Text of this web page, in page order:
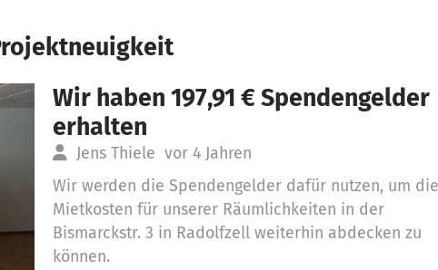
Wir haben 197,91 € Spendengelder
erhalten
Jens Thiele vor 4 Jahren
Wir werden die Spendengelder dafür nutzen, um die
Mietkosten für unserer Räumlichkeiten in der
Bismarckstr. 3 in Radolfzell weiterhin abdecken zu
können.